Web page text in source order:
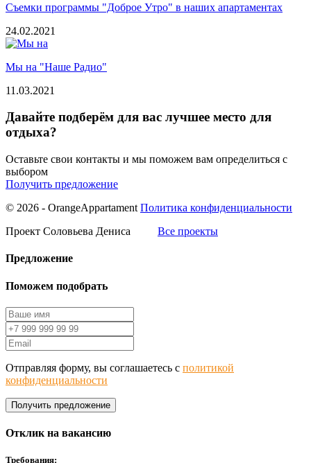
Съемки программы "Доброе Утро" в наших апартаментах
24.02.2021
Мы на "Наше Радио"
11.03.2021
Давайте подберём для вас лучшее место для
отдыха?
Оставьте свои контакты и мы поможем вам определиться с
выбором
Получить предложение
© 2026 - OrangeAppartament Политика конфиденциальности
Проект Соловьева Дениса
Все проекты
Предложение
Поможем подобрать
Отправляя форму, вы соглашаетесь с политикой
конфиденциальности
Получить предложение
Отклик на вакансию
Требования: